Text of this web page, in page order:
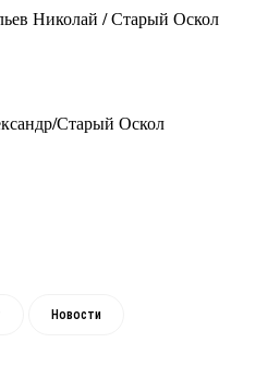
Николай / Старый Оскол
Старый Оскол
Новости